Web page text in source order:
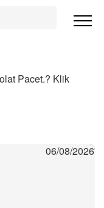
Pacet.? Klik
06/08/2026